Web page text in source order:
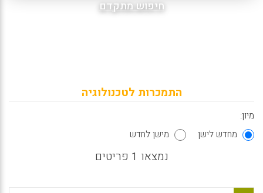
חיפוש מתקדם
התמכרות לטכנולוגיה
מיון:
מחדש לישן
מישן לחדש
נמצאו 1 פריטים